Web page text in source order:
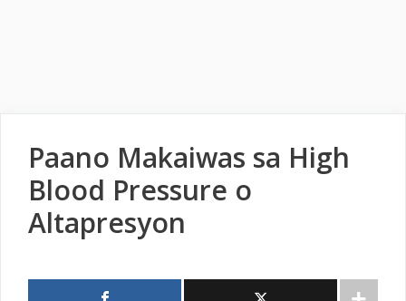
Paano Makaiwas sa High
Blood Pressure o
Altapresyon